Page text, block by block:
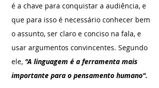
é a chave para conquistar a audiência, e
que para isso é necessário conhecer bem
o assunto, ser claro e conciso na fala, e
usar argumentos convincentes. Segundo
ele, "A linguagem é a ferramenta mais
importante para o pensamento humano".